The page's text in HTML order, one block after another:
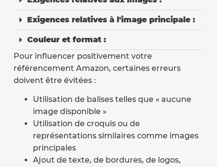
Exigences relatives à l'image principale :
Couleur et format :
Pour influencer positivement votre
référencement Amazon, certaines erreurs
doivent être évitées :
Utilisation de balises telles que « aucune
image disponible »
Utilisation de croquis ou de
représentations similaires comme images
principales
Ajout de texte, de bordures, de logos,